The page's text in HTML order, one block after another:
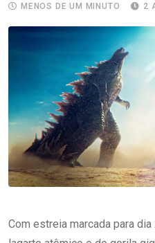
MENOS DE UM MINUTO
2
Com estreia marcada para